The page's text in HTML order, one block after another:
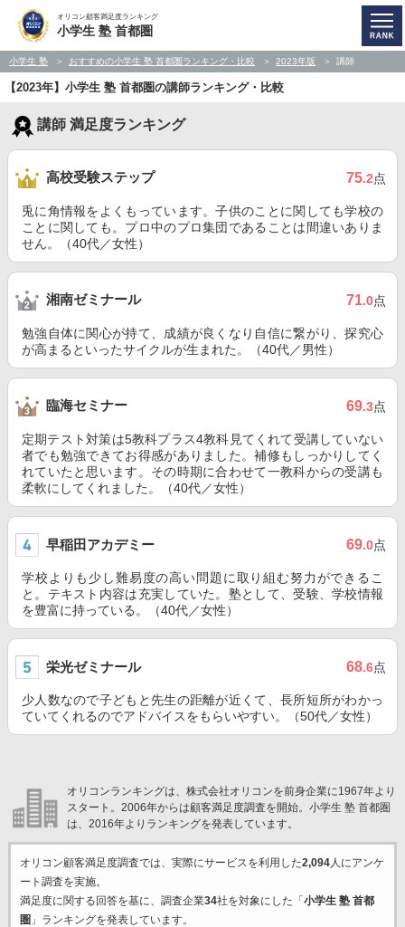
オリコン顧客満足度ランキング
小学生 塾 首都圏
小学生 塾 おすすめの小学生 塾 首都圏ランキング・比較 2023年版 講師
【2023年】小学生 塾 首都圏の講師ランキング・比較
講師 満足度ランキング
高校受験ステップ 75.2点
兎に角情報をよくもっています。子供のことに関しても学校の
ことに関しても。プロ中のプロ集団であることは間違いありま
せん。（40代／女性）
湘南ゼミナール 71.0点
勉強自体に関心が持て、成績が良くなり自信に繋がり、探究心
が高まるといったサイクルが生まれた。（40代／男性）
臨海セミナー 69.3点
定期テスト対策は5教科プラス4教科見てくれて受講していない
者でも勉強できてお得感がありました。補修もしっかりしてく
れていたと思います。その時期に合わせて一教科からの受講も
柔軟にしてくれました。（40代／女性）
早稲田アカデミー 69.0点
学校よりも少し難易度の高い問題に取り組む努力ができるこ
と。テキスト内容は充実していた。塾として、受験、学校情報
を豊富に持っている。（40代／女性）
栄光ゼミナール 68.6点
少人数なので子どもと先生の距離が近くて、長所短所がわかっ
ていてくれるのでアドバイスをもらいやすい。（50代／女性）
オリコンランキングは、株式会社オリコンを前身企業に1967年より
スタート。2006年からは顧客満足度調査を開始。小学生 塾 首都圏
は、2016年よりランキングを発表しています。
オリコン顧客満足度調査では、実際にサービスを利用した2,094人にアンケ
ート調査を実施。
満足度に関する回答を基に、調査企業34社を対象にした「 小学生 塾 首都
圏 」ランキングを発表しています。